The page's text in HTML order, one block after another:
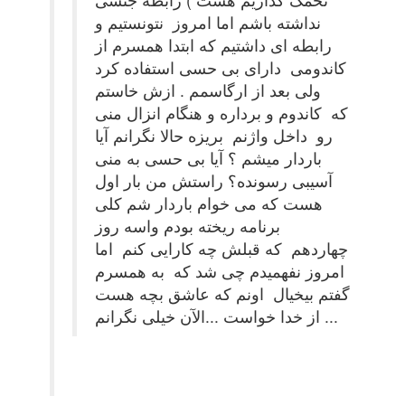
نداشته باشم اما امروز نتونستیم و
رابطه ای داشتیم که ابتدا همسرم از
کاندومی دارای بی حسی استفاده کرد
ولی بعد از ارگاسمم . ازش خاستم
که کاندوم و برداره و هنگام انزال منی
رو داخل واژنم بریزه حالا نگرانم آیا
باردار میشم ؟ آیا بی حسی به منی
آسیبی رسونده؟ راستش من بار اول
هست که می خوام باردار شم کلی
برنامه ریخته بودم واسه روز
چهاردهم که قبلش چه کارایی کنم اما
امروز نفهمیدم چی شد که به همسرم
گفتم بیخیال اونم که عاشق بچه هست
از خدا خواست ...الآن خیلی نگرانم ...